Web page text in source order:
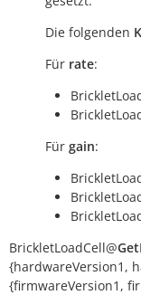
Die folgenden
Für rate:
Für gain:
BrickletLoadCell@
{hardwareVersion1 ,
{firmwareVersion1 ,